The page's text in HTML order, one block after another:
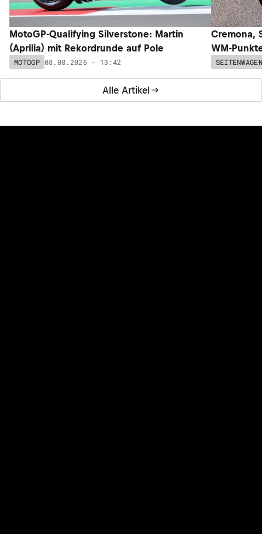
Alle Artikel
MotoGP-Qualifying Silverstone: Martin
(Aprilia) mit Rekordrunde auf Pole
MOTOGP 08.08.2026 - 13:42
Cremona,
WM-
SEITENWAGEN